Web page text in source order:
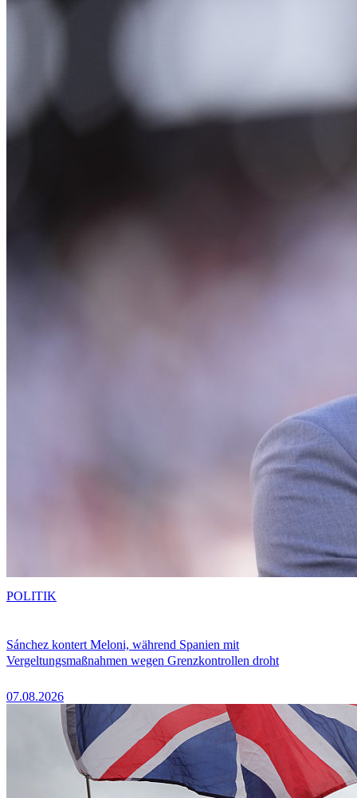
Sánchez kontert Meloni, während Spanien mit
Vergeltungsmaßnahmen wegen Grenzkontrollen droht
07.08.2026
POLITIK